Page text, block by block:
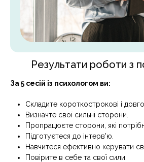
Результати роботи з
За 5 сесій із психологом ви:
Складите короткострокові і
Визначте свої сильні сторони.
Пропрацюєте сторони, які
Підготуєтеся до інтерв'ю.
Навчитеся ефективно керувати
Повірите в себе та свої сили.